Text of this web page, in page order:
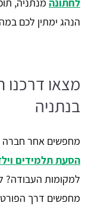
לחתונה מנתניה,
הנהג ימתין לכם
מצאו
בנתניה
מחפשים אחר חברה
הסעת תלמידים
למקומות העבודה?
מחפשים דרך